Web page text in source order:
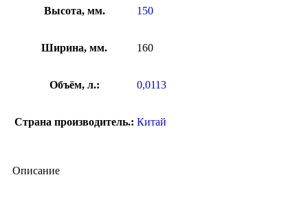
Высота, мм. 150
Ширина, мм. 160
Объём, л.: 0,0113
Страна производитель.: Китай
Описание